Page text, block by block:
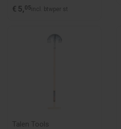
€ 5,05incl. btwper st
Talen Tools